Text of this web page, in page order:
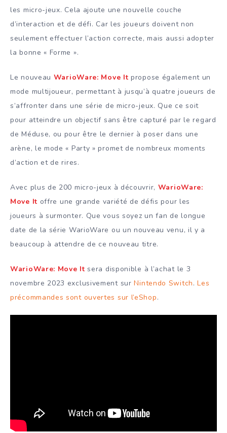
les micro-jeux. Cela ajoute une nouvelle couche
d’interaction et de défi. Car les joueurs doivent non
seulement effectuer l’action correcte, mais aussi adopter
la bonne « Forme ».
Le nouveau WarioWare: Move It propose également un
mode multijoueur, permettant à jusqu’à quatre joueurs de
s’affronter dans une série de micro-jeux. Que ce soit
pour atteindre un objectif sans être capturé par le regard
de Méduse, ou pour être le dernier à poser dans une
arène, le mode « Party » promet de nombreux moments
d’action et de rires.
Avec plus de 200 micro-jeux à découvrir, WarioWare:
Move It offre une grande variété de défis pour les
joueurs à surmonter. Que vous soyez un fan de longue
date de la série WarioWare ou un nouveau venu, il y a
beaucoup à attendre de ce nouveau titre.
WarioWare: Move It sera disponible à l’achat le 3
novembre 2023 exclusivement surNintendo Switch.Les
précommandes sont ouvertes sur l’eShop.